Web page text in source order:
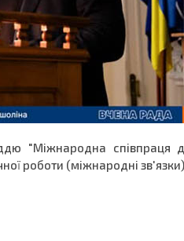
"Міжнародна співпраця
роботи (міжнародні